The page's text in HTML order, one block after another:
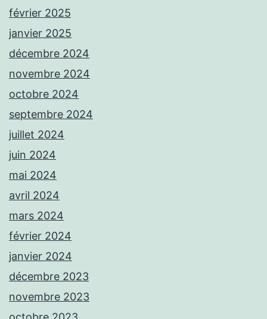
février 2025
janvier 2025
décembre 2024
novembre 2024
octobre 2024
septembre 2024
juillet 2024
juin 2024
mai 2024
avril 2024
mars 2024
février 2024
janvier 2024
décembre 2023
novembre 2023